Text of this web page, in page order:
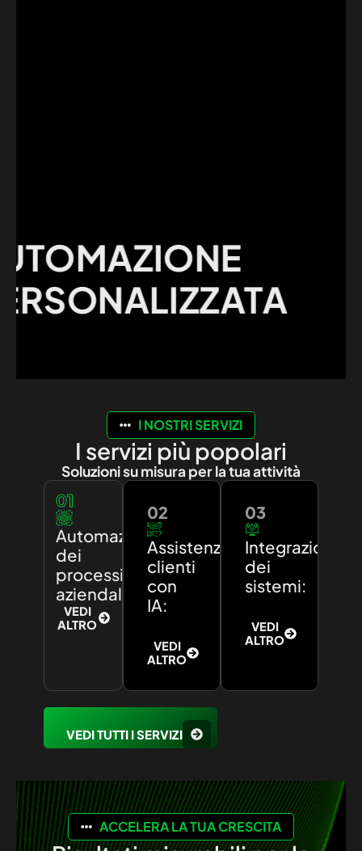
I NOSTRI SERVIZI
I servizi più popolari
Soluzioni su misura per la tua attività
01
Automazione
dei
processi
aziendali:
VEDI
ALTRO
02
Assistenza
clienti
con
IA:
VEDI
ALTRO
03
Integrazione
dei
sistemi:
VEDI
ALTRO
VEDI TUTTI I SERVIZI
ACCELERA LA TUA CRESCITA